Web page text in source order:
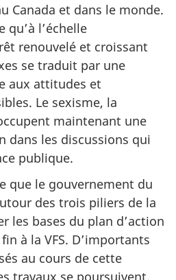
Canada et dans le monde.
qu’à l’échelle
renouvelé et croissant
se traduit par une
aux attitudes et
Le sexisme, la
maintenant une
dans les discussions qui
publique.
que le gouvernement du
des trois piliers de la
les bases du plan d’action
à la VFS. D’importants
au cours de cette
travaux se poursuivent.